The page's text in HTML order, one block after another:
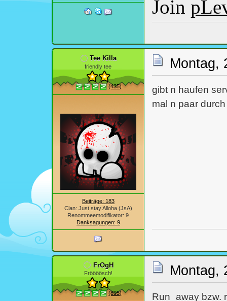
Join
Tee Killa
friendly tee
(435)
Beiträge: 183
Clan: Just stay Alloha (JsA)
Renommeemodifikator: 9
Danksagungen: 9
Montag,
gibt n haufen
mal n paar
FrOgH
Fröööösch!
(895)
Montag,
Run_away bzw.